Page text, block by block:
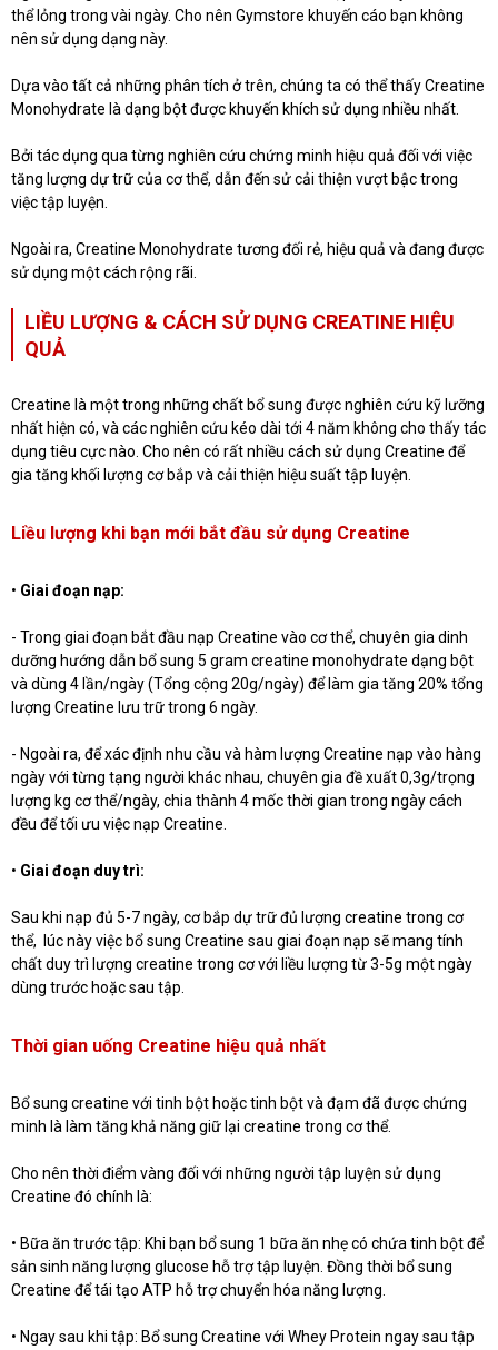
thể lỏng trong vài ngày. Cho nên Gymstore khuyến cáo bạn không
nên sử dụng dạng này.
Dựa vào tất cả những phân tích ở trên, chúng ta có thể thấy Creatine
Monohydrate là dạng bột được khuyến khích sử dụng nhiều nhất.
Bởi tác dụng qua từng nghiên cứu chứng minh hiệu quả đối với việc
tăng lượng dự trữ của cơ thể, dẫn đến sử cải thiện vượt bậc trong
việc tập luyện.
Ngoài ra, Creatine Monohydrate tương đối rẻ, hiệu quả và đang được
sử dụng một cách rộng rãi.
LIỀU LƯỢNG & CÁCH SỬ DỤNG CREATINE HIỆU
QUẢ
Creatine là một trong những chất bổ sung được nghiên cứu kỹ lưỡng
nhất hiện có, và các nghiên cứu kéo dài tới 4 năm không cho thấy tác
dụng tiêu cực nào. Cho nên có rất nhiều cách sử dụng Creatine để
gia tăng khối lượng cơ bắp và cải thiện hiệu suất tập luyện.
Liều lượng khi bạn mới bắt đầu sử dụng Creatine
• Giai đoạn nạp:
- Trong giai đoạn bắt đầu nạp Creatine vào cơ thể, chuyên gia dinh
dưỡng hướng dẫn bổ sung 5 gram creatine monohydrate dạng bột
và dùng 4 lần/ngày (Tổng cộng 20g/ngày) để làm gia tăng 20% tổng
lượng Creatine lưu trữ trong 6 ngày.
- Ngoài ra, để xác định nhu cầu và hàm lượng Creatine nạp vào hàng
ngày với từng tạng người khác nhau, chuyên gia đề xuất 0,3g/trọng
lượng kg cơ thể/ngày, chia thành 4 mốc thời gian trong ngày cách
đều để tối ưu việc nạp Creatine.
• Giai đoạn duy trì:
Sau khi nạp đủ 5-7 ngày, cơ bắp dự trữ đủ lượng creatine trong cơ
thể, lúc này việc bổ sung Creatine sau giai đoạn nạp sẽ mang tính
chất duy trì lượng creatine trong cơ với liều lượng từ 3-5g một ngày
dùng trước hoặc sau tập.
Thời gian uống Creatine hiệu quả nhất
Bổ sung creatine với tinh bột hoặc tinh bột và đạm đã được chứng
minh là làm tăng khả năng giữ lại creatine trong cơ thể.
Cho nên thời điểm vàng đối với những người tập luyện sử dụng
Creatine đó chính là:
• Bữa ăn trước tập: Khi bạn bổ sung 1 bữa ăn nhẹ có chứa tinh bột để
sản sinh năng lượng glucose hỗ trợ tập luyện. Đồng thời bổ sung
Creatine để tái tạo ATP hỗ trợ chuyển hóa năng lượng.
• Ngay sau khi tập: Bổ sung Creatine với Whey Protein ngay sau tập